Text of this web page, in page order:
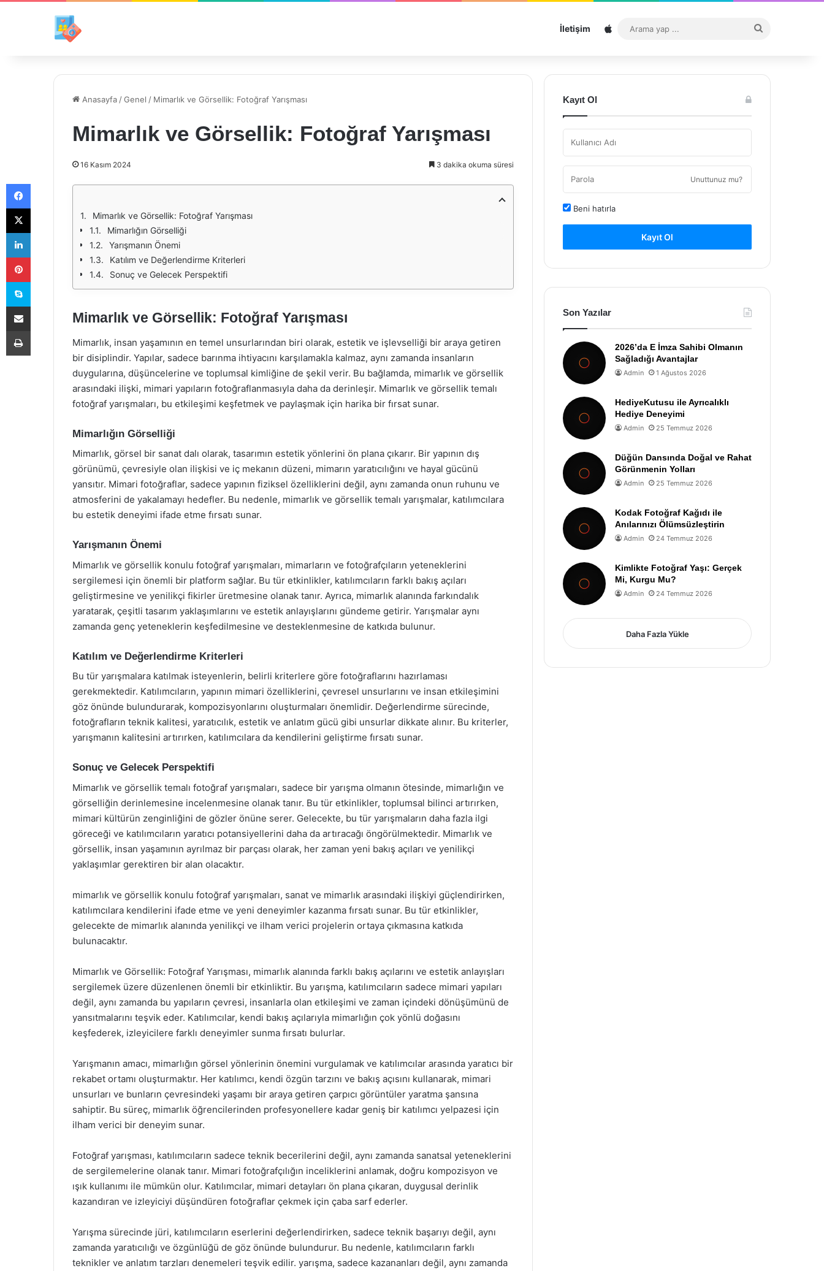
İletişim Sitemap
...
Anasayfa /Genel / Mimarlık ve Görsellik: Fotoğraf Yarışması
Mimarlık ve Görsellik: Fotoğraf Yarışması
16 Kasım 2024 3 dakika okuma süresi
Mimarlık ve Görsellik: Fotoğraf Yarışması
Mimarlığın Görselliği
Yarışmanın Önemi
Katılım ve Değerlendirme Kriterleri
Sonuç ve Gelecek Perspektifi
Mimarlık ve Görsellik: Fotoğraf Yarışması
Mimarlık, insan yaşamının en temel unsurlarından biri olarak, estetik ve işlevselliği bir araya getiren
bir disiplindir. Yapılar, sadece barınma ihtiyacını karşılamakla kalmaz, aynı zamanda insanların
duygularına, düşüncelerine ve toplumsal kimliğine de şekil verir. Bu bağlamda, mimarlık ve görsellik
arasındaki ilişki, mimari yapıların fotoğraflanmasıyla daha da derinleşir. Mimarlık ve görsellik temalı
fotoğraf yarışmaları, bu etkileşimi keşfetmek ve paylaşmak için harika bir fırsat sunar.
Mimarlığın Görselliği
Mimarlık, görsel bir sanat dalı olarak, tasarımın estetik yönlerini ön plana çıkarır. Bir yapının dış
görünümü, çevresiyle olan ilişkisi ve iç mekanın düzeni, mimarın yaratıcılığını ve hayal gücünü
yansıtır. Mimari fotoğraflar, sadece yapının fiziksel özelliklerini değil, aynı zamanda onun ruhunu ve
atmosferini de yakalamayı hedefler. Bu nedenle, mimarlık ve görsellik temalı yarışmalar, katılımcılara
bu estetik deneyimi ifade etme fırsatı sunar.
Yarışmanın Önemi
Mimarlık ve görsellik konulu fotoğraf yarışmaları, mimarların ve fotoğrafçıların yeteneklerini
sergilemesi için önemli bir platform sağlar. Bu tür etkinlikler, katılımcıların farklı bakış açıları
geliştirmesine ve yenilikçi fikirler üretmesine olanak tanır. Ayrıca, mimarlık alanında farkındalık
yaratarak, çeşitli tasarım yaklaşımlarını ve estetik anlayışlarını gündeme getirir. Yarışmalar aynı
zamanda genç yeteneklerin keşfedilmesine ve desteklenmesine de katkıda bulunur.
Katılım ve Değerlendirme Kriterleri
Bu tür yarışmalara katılmak isteyenlerin, belirli kriterlere göre fotoğraflarını hazırlaması
gerekmektedir. Katılımcıların, yapının mimari özelliklerini, çevresel unsurlarını ve insan etkileşimini
göz önünde bulundurarak, kompozisyonlarını oluşturmaları önemlidir. Değerlendirme sürecinde,
fotoğrafların teknik kalitesi, yaratıcılık, estetik ve anlatım gücü gibi unsurlar dikkate alınır. Bu kriterler,
yarışmanın kalitesini artırırken, katılımcılara da kendilerini geliştirme fırsatı sunar.
Sonuç ve Gelecek Perspektifi
Mimarlık ve görsellik temalı fotoğraf yarışmaları, sadece bir yarışma olmanın ötesinde, mimarlığın ve
görselliğin derinlemesine incelenmesine olanak tanır. Bu tür etkinlikler, toplumsal bilinci artırırken,
mimari kültürün zenginliğini de gözler önüne serer. Gelecekte, bu tür yarışmaların daha fazla ilgi
göreceği ve katılımcıların yaratıcı potansiyellerini daha da artıracağı öngörülmektedir. Mimarlık ve
görsellik, insan yaşamının ayrılmaz bir parçası olarak, her zaman yeni bakış açıları ve yenilikçi
yaklaşımlar gerektiren bir alan olacaktır.
mimarlık ve görsellik konulu fotoğraf yarışmaları, sanat ve mimarlık arasındaki ilişkiyi güçlendirirken,
katılımcılara kendilerini ifade etme ve yeni deneyimler kazanma fırsatı sunar. Bu tür etkinlikler,
gelecekte de mimarlık alanında yenilikçi ve ilham verici projelerin ortaya çıkmasına katkıda
bulunacaktır.
Mimarlık ve Görsellik: Fotoğraf Yarışması, mimarlık alanında farklı bakış açılarını ve estetik anlayışları
sergilemek üzere düzenlenen önemli bir etkinliktir. Bu yarışma, katılımcıların sadece mimari yapıları
değil, aynı zamanda bu yapıların çevresi, insanlarla olan etkileşimi ve zaman içindeki dönüşümünü de
yansıtmalarını teşvik eder. Katılımcılar, kendi bakış açılarıyla mimarlığın çok yönlü doğasını
keşfederek, izleyicilere farklı deneyimler sunma fırsatı bulurlar.
Yarışmanın amacı, mimarlığın görsel yönlerinin önemini vurgulamak ve katılımcılar arasında yaratıcı bir
rekabet ortamı oluşturmaktır. Her katılımcı, kendi özgün tarzını ve bakış açısını kullanarak, mimari
unsurları ve bunların çevresindeki yaşamı bir araya getiren çarpıcı görüntüler yaratma şansına
sahiptir. Bu süreç, mimarlık öğrencilerinden profesyonellere kadar geniş bir katılımcı yelpazesi için
ilham verici bir deneyim sunar.
Fotoğraf yarışması, katılımcıların sadece teknik becerilerini değil, aynı zamanda sanatsal yeteneklerini
de sergilemelerine olanak tanır. Mimari fotoğrafçılığın inceliklerini anlamak, doğru kompozisyon ve
ışık kullanımı ile mümkün olur. Katılımcılar, mimari detayları ön plana çıkaran, duygusal derinlik
kazandıran ve izleyiciyi düşündüren fotoğraflar çekmek için çaba sarf ederler.
Yarışma sürecinde jüri, katılımcıların eserlerini değerlendirirken, sadece teknik başarıyı değil, aynı
zamanda yaratıcılığı ve özgünlüğü de göz önünde bulundurur. Bu nedenle, katılımcıların farklı
teknikler ve anlatım tarzları denemeleri teşvik edilir. yarışma, sadece kazananları değil, aynı zamanda
Kayıt Ol
Unuttunuz mu?
Beni hatırla
Kayıt Ol
Son Yazılar
2026’da E İmza Sahibi Olmanın
Sağladığı Avantajlar
Admin 1 Ağustos 2026
HediyeKutusu ile Ayrıcalıklı
Hediye Deneyimi
Admin 25 Temmuz 2026
Düğün Dansında Doğal ve Rahat
Görünmenin Yolları
Admin 25 Temmuz 2026
Kodak Fotoğraf Kağıdı ile
Anılarınızı Ölümsüzleştirin
Admin 24 Temmuz 2026
Kimlikte Fotoğraf Yaşı: Gerçek
Mi, Kurgu Mu?
Admin 24 Temmuz 2026
Daha Fazla Yükle
Facebook
X
LinkedIn
Pinterest
Skype
E-Posta ile paylaş